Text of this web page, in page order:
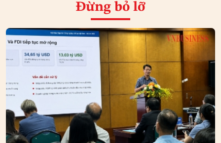
Đừng bỏ lỡ